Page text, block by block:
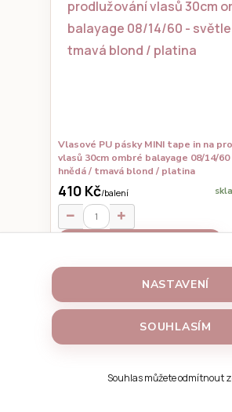
Vlasové PU pásky MINI tape in na
vlasů 30cm ombré balayage 08/14/
hnědá / tmavá blond / platina
410 Kč/balení
NASTAVENÍ
SOUHLASÍM
Souhlas můžete odmítnout